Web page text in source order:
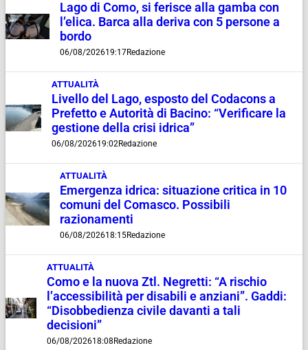
Lago di Como, si ferisce alla gamba con
l’elica. Barca alla deriva con 5 persone a
bordo
06/08/202619:17Redazione
ATTUALITÀ
Livello del Lago, esposto del Codacons a
Prefetto e Autorità di Bacino: “Verificare la
gestione della crisi idrica”
06/08/202619:02Redazione
ATTUALITÀ
Emergenza idrica: situazione critica in 10
comuni del Comasco. Possibili
razionamenti
06/08/202618:15Redazione
ATTUALITÀ
Como e la nuova Ztl. Negretti: “A rischio
l’accessibilità per disabili e anziani”. Gaddi:
“Disobbedienza civile davanti a tali
decisioni”
06/08/202618:08 Redazione